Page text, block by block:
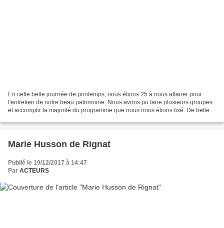
En cette belle journée de printemps, nous étions 25 à nous affairer pour
l'entretien de notre beau patrimoine. Nous avons pu faire plusieurs groupes
et accomplir la majorité du programme que nous nous étions fixé. De belles
Marie Husson de Rignat
Publié le 19/12/2017 à 14:47
Par ACTEURS